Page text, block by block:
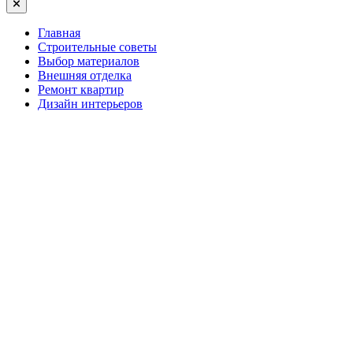
Главная
Строительные советы
Выбор материалов
Внешняя отделка
Ремонт квартир
Дизайн интерьеров